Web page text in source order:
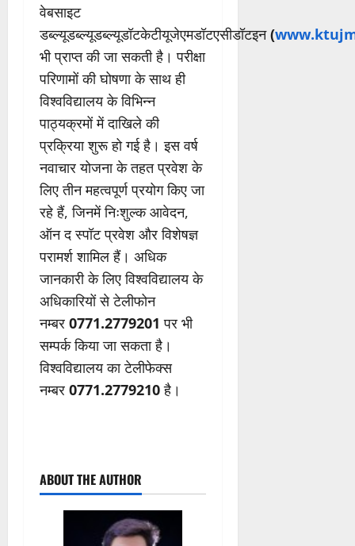
वेबसाइट
डब्ल्यूडब्ल्यूडब्ल्यूडॉटकेटीयूजेएमडॉटएसीडॉटइन(
भी प्राप्त की जा सकती है। परीक्षा
परिणामों की घोषणा के साथ ही
विश्वविद्यालय के विभिन्न
पाठ्यक्रमों में दाखिले की
प्रक्रिया शुरू हो गई है। इस वर्ष
नवाचार योजना के तहत प्रवेश के
लिए तीन महत्वपूर्ण प्रयोग किए जा
रहे हैं, जिनमें निःशुल्क आवेदन,
ऑन द स्पॉट प्रवेश और विशेषज्ञ
परामर्श शामिल हैं। अधिक
जानकारी के लिए विश्वविद्यालय के
अधिकारियों से टेलीफोन
नम्बर 0771.2779201 पर भी
सम्पर्क किया जा सकता है।
विश्वविद्यालय का टेलीफेक्स
नम्बर 0771.2779210है।
ABOUT THE AUTHOR